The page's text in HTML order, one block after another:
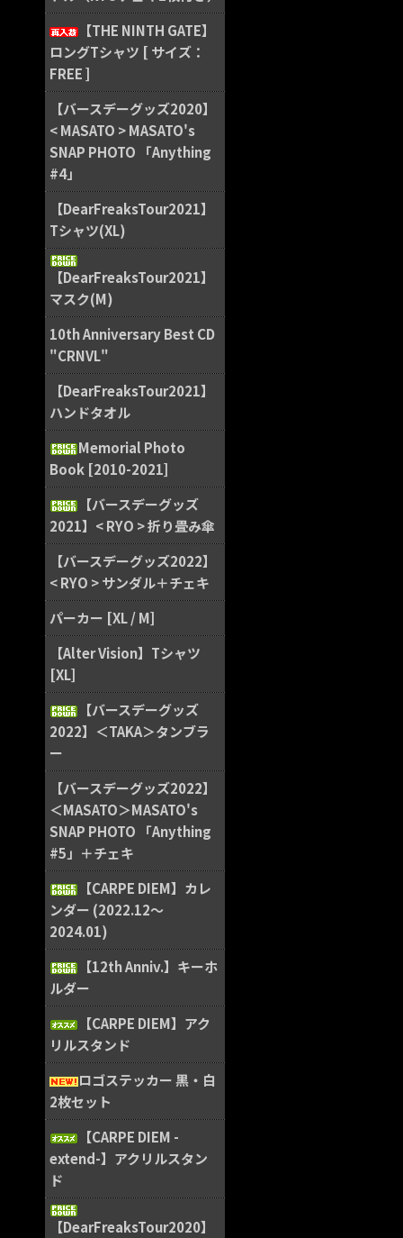
【THE NINTH GATE】
ロングTシャツ [ サイズ：
FREE ]
【バースデーグッズ2020】
< MASATO > MASATO's
SNAP PHOTO 「Anything
#4」
【DearFreaksTour2021】
Tシャツ(XL)
【DearFreaksTour2021】
マスク(M)
10th Anniversary Best CD
"CRNVL"
【DearFreaksTour2021】
ハンドタオル
Memorial Photo
Book [2010-2021]
【バースデーグッズ
2021】< RYO > 折り畳み傘
【バースデーグッズ2022】
< RYO > サンダル＋チェキ
パーカー [XL / M]
【Alter Vision】Tシャツ
[XL]
【バースデーグッズ
2022】＜TAKA＞タンブラ
ー
【バースデーグッズ2022】
＜MASATO＞MASATO's
SNAP PHOTO 「Anything
#5」＋チェキ
【CARPE DIEM】カレ
ンダー (2022.12〜
2024.01)
【12th Anniv.】キーホ
ルダー
【CARPE DIEM】アク
リルスタンド
ロゴステッカー 黒・白
2枚セット
【CARPE DIEM -
extend-】アクリルスタン
ド
【DearFreaksTour2020】